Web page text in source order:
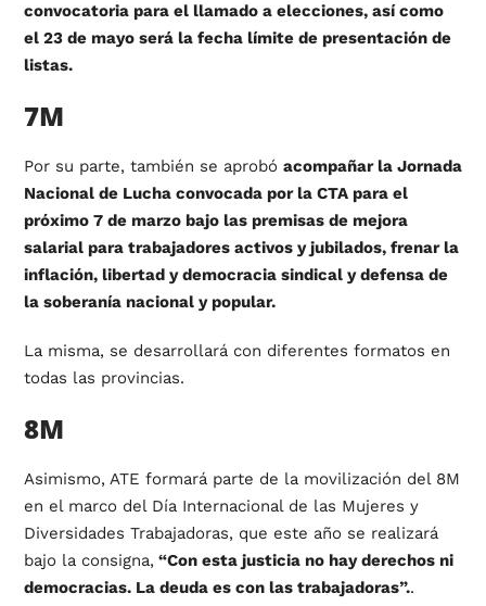
convocatoria para el llamado a elecciones, así como
el 23 de mayo será la fecha límite de presentación de
listas.
7M
Por su parte, también se aprobó acompañar la Jornada
Nacional de Lucha convocada por la CTA para el
próximo 7 de marzo bajo las premisas de mejora
salarial para trabajadores activos y jubilados, frenar la
inflación, libertad y democracia sindical y defensa de
la soberanía nacional y popular.
La misma, se desarrollará con diferentes formatos en
todas las provincias.
8M
Asimismo, ATE formará parte de la movilización del 8M
en el marco del Día Internacional de las Mujeres y
Diversidades Trabajadoras, que este año se realizará
bajo la consigna, “Con esta justicia no hay derechos ni
democracias. La deuda es con las trabajadoras”..